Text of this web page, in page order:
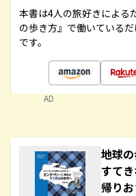
本書は4人の旅好きによる
の歩き方』で働いている
です。
AD
地球
すて
帰り